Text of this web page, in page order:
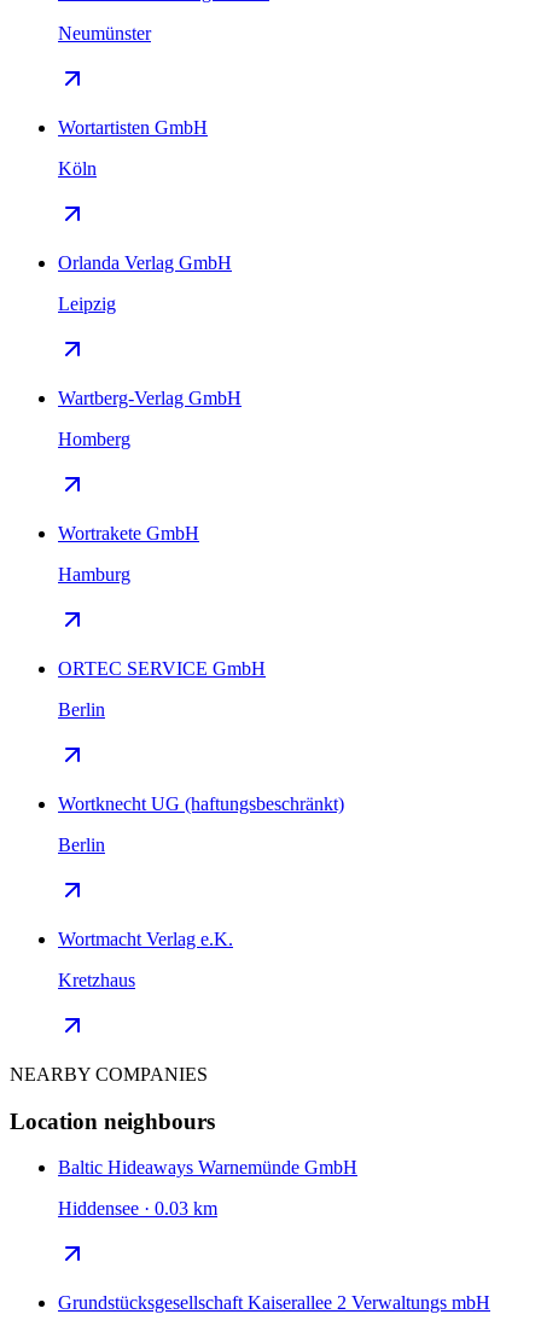
Neumünster
Wortartisten GmbH
Köln
Orlanda Verlag GmbH
Leipzig
Wartberg-Verlag GmbH
Homberg
Wortrakete GmbH
Hamburg
ORTEC SERVICE GmbH
Berlin
Wortknecht UG (haftungsbeschränkt)
Berlin
Wortmacht Verlag e.K.
Kretzhaus
NEARBY COMPANIES
Location neighbours
Baltic Hideaways Warnemünde GmbH
Hiddensee · 0.03 km
Grundstücksgesellschaft Kaiserallee 2 Verwaltungs mbH